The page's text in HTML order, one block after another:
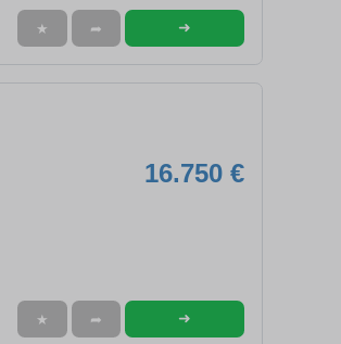
★ ➦ ➜
16.750 €
★ ➦ ➜